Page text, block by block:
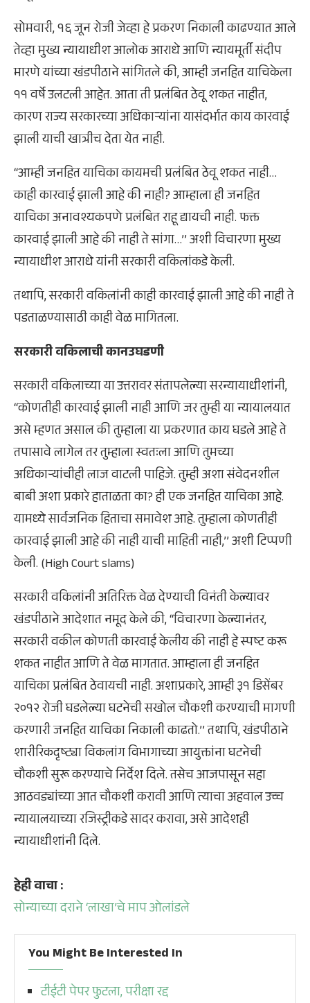
सोमवारी, १६ जून रोजी जेव्हा हे प्रकरण निकाली काढण्यात आले
तेव्हा मुख्य न्यायाधीश आलोक आराधे आणि न्यायमूर्ती संदीप
मारणे यांच्या खंडपीठाने सांगितले की, आम्ही जनहित याचिकेला
११ वर्षे उलटली आहेत. आता ती प्रलंबित ठेवू शकत नाहीत,
कारण राज्य सरकारच्या अधिकाऱ्यांना यासंदर्भात काय कारवाई
झाली याची खात्रीच देता येत नाही.
‘‘आम्ही जनहित याचिका कायमची प्रलंबित ठेवू शकत नाही…
काही कारवाई झाली आहे की नाही? आम्हाला ही जनहित
याचिका अनावश्यकपणे प्रलंबित राहू द्यायची नाही. फक्त
कारवाई झाली आहे की नाही ते सांगा…’’ अशी विचारणा मुख्य
न्यायाधीश आराधे यांनी सरकारी वकिलांकडे केली.
तथापि, सरकारी वकिलांनी काही कारवाई झाली आहे की नाही ते
पडताळण्यासाठी काही वेळ मागितला.
सरकारी वकिलाची कानउघडणी
सरकारी वकिलाच्या या उत्तरावर संतापलेल्या सरन्यायाधीशांनी,
‘‘कोणतीही कारवाई झाली नाही आणि जर तुम्ही या न्यायालयात
असे म्हणत असाल की तुम्हाला या प्रकरणात काय घडले आहे ते
तपासावे लागेल तर तुम्हाला स्वतःला आणि तुमच्या
अधिकाऱ्यांचीही लाज वाटली पाहिजे. तुम्ही अशा संवेदनशील
बाबी अशा प्रकारे हाताळता का? ही एक जनहित याचिका आहे.
यामध्ये सार्वजनिक हिताचा समावेश आहे. तुम्हाला कोणतीही
कारवाई झाली आहे की नाही याची माहिती नाही,’’ अशी टिप्पणी
केली. (High Court slams)
सरकारी वकिलांनी अतिरिक्त वेळ देण्याची विनंती केल्यावर
खंडपीठाने आदेशात नमूद केले की, ‘‘विचारणा केल्यानंतर,
सरकारी वकील कोणती कारवाई केलीय की नाही हे स्पष्ट करू
शकत नाहीत आणि ते वेळ मागतात. आम्हाला ही जनहित
याचिका प्रलंबित ठेवायची नाही. अशाप्रकारे, आम्ही ३१ डिसेंबर
२०१२ रोजी घडलेल्या घटनेची सखोल चौकशी करण्याची मागणी
करणारी जनहित याचिका निकाली काढतो.’’ तथापि, खंडपीठाने
शारीरिकदृष्ट्या विकलांग विभागाच्या आयुक्तांना घटनेची
चौकशी सुरू करण्याचे निर्देश दिले. तसेच आजपासून सहा
आठवड्यांच्या आत चौकशी करावी आणि त्याचा अहवाल उच्च
न्यायालयाच्या रजिस्ट्रीकडे सादर करावा, असे आदेशही
न्यायाधीशांनी दिले.
हेही वाचा :
सोन्याच्या दराने ‘लाखा’चे माप ओलांडले
You Might Be Interested In
टीईटी पेपर फुटला, परीक्षा रद्द